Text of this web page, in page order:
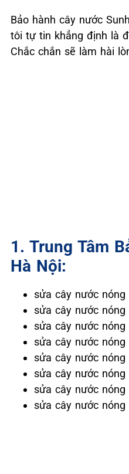
Bảo hành cây nước
tôi tự tin khẳng định là
Chắc chắn sẽ làm hài
1. Trung Tâm
Hà Nội:
sửa cây nước nóng
sửa cây nước
sửa cây nước nóng
sửa cây nước nóng
sửa cây nước
sửa cây nước
sửa cây nước
sửa cây nước